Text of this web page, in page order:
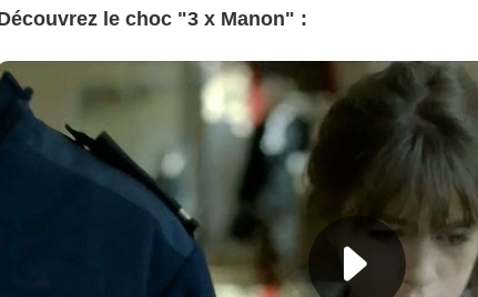
le choc "3 x Manon" :